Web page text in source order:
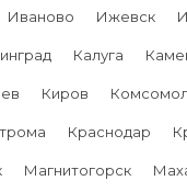
Иваново Ижевск
Калуга
Киров
Краснодар
Магнитогорск